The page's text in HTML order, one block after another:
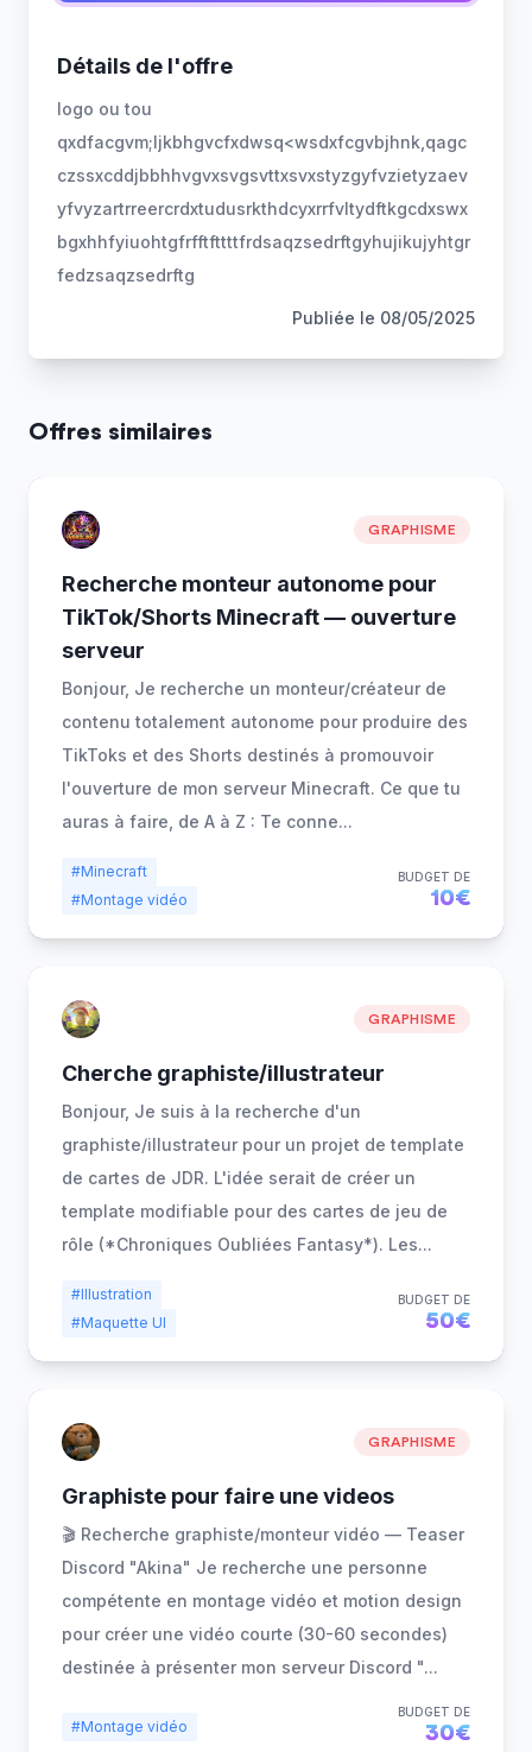
Détails de l'offre
logo ou tou
qxdfacgvm;ljkbhgvcfxdwsq<wsdxfcgvbjhnk,qagc
czssxcddjbbhhvgvxsvgsvttxsvxstyzgyfvzietyzaev
yfvyzartrreercrdxtudusrkthdcyxrrfvltydftkgcdxswx
bgxhhfyiuohtgfrfftfttttfrdsaqzsedrftgyhujikujyhtgr
fedzsaqzsedrftg
Publiée le 08/05/2025
Offres similaires
GRAPHISME
Recherche monteur autonome pour
TikTok/Shorts Minecraft — ouverture
serveur
Bonjour, Je recherche un monteur/créateur de
contenu totalement autonome pour produire des
TikToks et des Shorts destinés à promouvoir
l'ouverture de mon serveur Minecraft. Ce que tu
auras à faire, de A à Z : Te conne...
#Minecraft
#Montage vidéo
BUDGET DE
10€
GRAPHISME
Cherche graphiste/illustrateur
Bonjour, Je suis à la recherche d'un
graphiste/illustrateur pour un projet de template
de cartes de JDR. L'idée serait de créer un
template modifiable pour des cartes de jeu de
rôle (*Chroniques Oubliées Fantasy*). Les...
#Illustration
#Maquette UI
BUDGET DE
50€
GRAPHISME
Graphiste pour faire une videos
🎬 Recherche graphiste/monteur vidéo — Teaser
Discord "Akina" Je recherche une personne
compétente en montage vidéo et motion design
pour créer une vidéo courte (30-60 secondes)
destinée à présenter mon serveur Discord "...
#Montage vidéo
BUDGET DE
30€